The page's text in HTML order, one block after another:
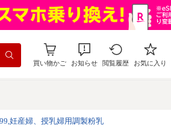
買い物かご お知らせ 閲覧履歴 お気に入り
妊産婦、授乳婦用調製粉乳